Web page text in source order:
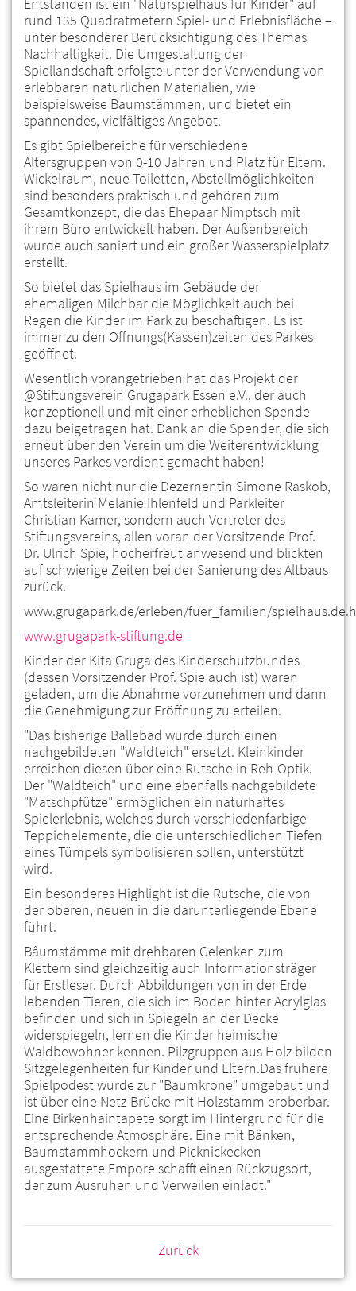
rund 135 Quadratmetern Spiel- und Erlebnisfläche –
unter besonderer Berücksichtigung des Themas
Nachhaltigkeit. Die Umgestaltung der
Spiellandschaft erfolgte unter der Verwendung von
erlebbaren natürlichen Materialien, wie
beispielsweise Baumstämmen, und bietet ein
spannendes, vielfältiges Angebot.
Es gibt Spielbereiche für verschiedene
Altersgruppen von 0-10 Jahren und Platz für Eltern.
Wickelraum, neue Toiletten, Abstellmöglichkeiten
sind besonders praktisch und gehören zum
Gesamtkonzept, die das Ehepaar Nimptsch mit
ihrem Büro entwickelt haben. Der Außenbereich
wurde auch saniert und ein großer Wasserspielplatz
erstellt.
So bietet das Spielhaus im Gebäude der
ehemaligen Milchbar die Möglichkeit auch bei
Regen die Kinder im Park zu beschäftigen. Es ist
immer zu den Öffnungs(Kassen)zeiten des Parkes
geöffnet.
Wesentlich vorangetrieben hat das Projekt der
@Stiftungsverein Grugapark Essen e.V., der auch
konzeptionell und mit einer erheblichen Spende
dazu beigetragen hat. Dank an die Spender, die sich
erneut über den Verein um die Weiterentwicklung
unseres Parkes verdient gemacht haben!
So waren nicht nur die Dezernentin Simone Raskob,
Amtsleiterin Melanie Ihlenfeld und Parkleiter
Christian Kamer, sondern auch Vertreter des
Stiftungsvereins, allen voran der Vorsitzende Prof.
Dr. Ulrich Spie, hocherfreut anwesend und blickten
auf schwierige Zeiten bei der Sanierung des Altbaus
zurück.
www.grugapark.de/erleben/fuer_familien/
www.grugapark-stiftung.de
Kinder der Kita Gruga des Kinderschutzbundes
(dessen Vorsitzender Prof. Spie auch ist) waren
geladen, um die Abnahme vorzunehmen und dann
die Genehmigung zur Eröffnung zu erteilen.
"Das bisherige Bällebad wurde durch einen
nachgebildeten "Waldteich" ersetzt. Kleinkinder
erreichen diesen über eine Rutsche in Reh-Optik.
Der "Waldteich" und eine ebenfalls nachgebildete
"Matschpfütze" ermöglichen ein naturhaftes
Spielerlebnis, welches durch verschiedenfarbige
Teppichelemente, die die unterschiedlichen Tiefen
eines Tümpels symbolisieren sollen, unterstützt
wird.
Ein besonderes Highlight ist die Rutsche, die von
der oberen, neuen in die darunterliegende Ebene
führt.
Bâumstämme mit drehbaren Gelenken zum
Klettern sind gleichzeitig auch Informationsträger
für Erstleser. Durch Abbildungen von in der Erde
lebenden Tieren, die sich im Boden hinter Acrylglas
befinden und sich in Spiegeln an der Decke
widerspiegeln, lernen die Kinder heimische
Waldbewohner kennen. Pilzgruppen aus Holz bilden
Sitzgelegenheiten für Kinder und Eltern.Das frühere
Spielpodest wurde zur "Baumkrone" umgebaut und
ist über eine Netz-Brücke mit Holzstamm eroberbar.
Eine Birkenhaintapete sorgt im Hintergrund für die
entsprechende Atmosphäre. Eine mit Bänken,
Baumstammhockern und Picknickecken
ausgestattete Empore schafft einen Rückzugsort,
der zum Ausruhen und Verweilen einlädt."
Zurück